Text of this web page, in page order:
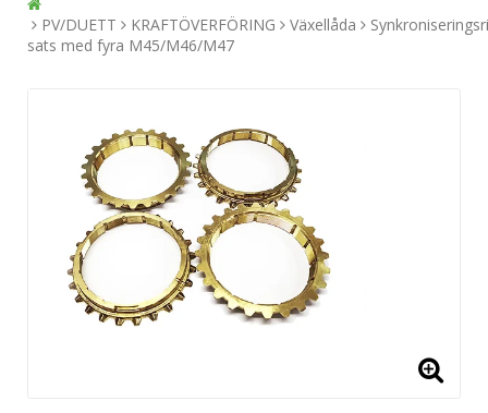
PV/DUETT KRAFTÖVERFÖRING Växellåda
sats med fyra M45/M46/M47